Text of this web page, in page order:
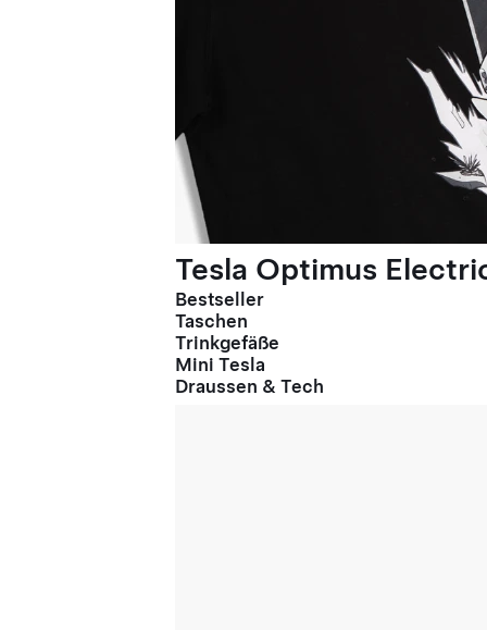
Tesla Optimus
Bestseller
Taschen
Trinkgefäße
Mini Tesla
Draussen & Tech